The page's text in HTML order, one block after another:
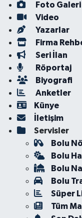
Foto Galeri
Video
Yazarlar
Firma
Seri İlan
Röportaj
Biyografi
Anketler
Künye
İletişim
Servisler
Bolu
Bolu
Bolu
Bolu
Süper
Tüm